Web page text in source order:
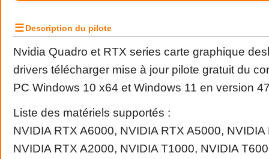
☰Description du pilote
Nvidia Quadro et RTX series carte graphique
drivers télécharger mise à jour pilote gratuit du
PC Windows 10 x64 et Windows 11 en version
Liste des matériels supportés :
NVIDIA RTX A6000, NVIDIA RTX A5000, NVIDIA
NVIDIA RTX A2000, NVIDIA T1000, NVIDIA